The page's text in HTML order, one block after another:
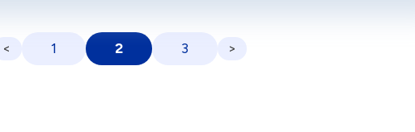
< 1 2 3 >